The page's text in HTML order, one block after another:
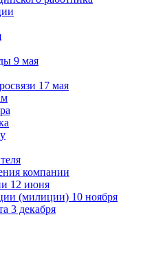
9 мая
17 мая
компании
12 июня
(милиции) 10 ноября
3 декабря